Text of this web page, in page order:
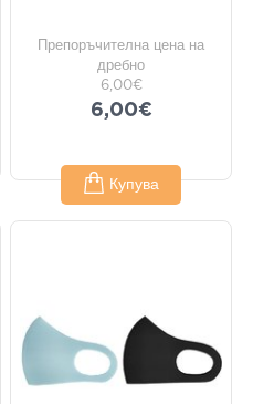
Препоръчителна цена на
дребно
6,00€
6,00€
Купува